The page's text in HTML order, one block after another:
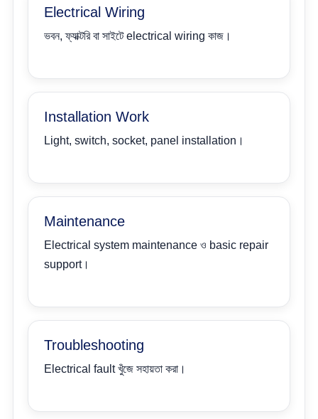
Electrical Wiring
ভবন, ফ্যাক্টরি বা সাইটে electrical wiring কাজ।
Installation Work
Light, switch, socket, panel installation।
Maintenance
Electrical system maintenance ও basic repair
support।
Troubleshooting
Electrical fault খুঁজে সহায়তা করা।